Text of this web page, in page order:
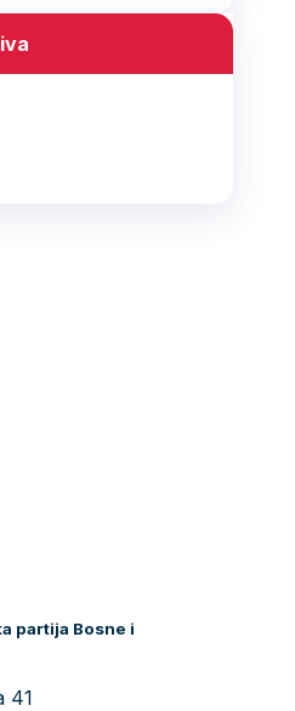
partija Bosne i
41